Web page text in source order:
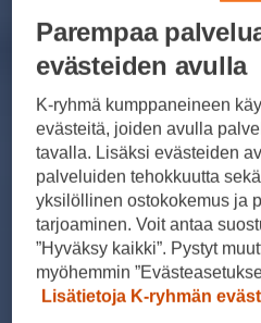
Parempaa
evästeiden avulla
K-ryhmä kumppaneineen
evästeitä, joiden avulla
tavalla. Lisäksi evästeiden
palveluiden tehokkuutta
yksilöllinen ostokokemus ja
tarjoaminen. Voit antaa
”Hyväksy kaikki”. Pystyt
myöhemmin
Lisätietoja K-ryhmän